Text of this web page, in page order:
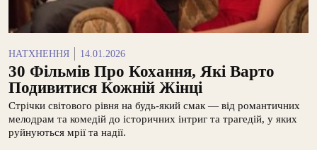
НАТХНЕННЯ 14.01.2026
30 Фільмів Про Кохання, Які Варто
Подивитися Кожній Жінці
Стрічки світового рівня на будь-який смак — від романтичних
мелодрам та комедій до історичних інтриг та трагедій, у яких
руйнуються мрії та надії.